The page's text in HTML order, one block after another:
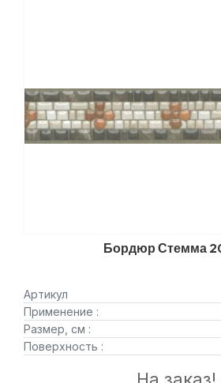
Бордюр Стемма
Артикул
Применение :
Размер, см :
Поверхность :